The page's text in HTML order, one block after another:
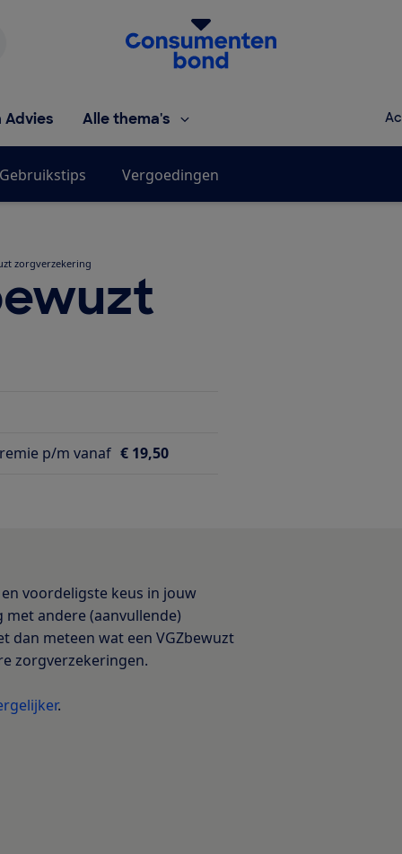
Homepage van de Consumentenbond
Advies Alle thema's
Gebruikstips Vergoedingen
zorgverzekering
p/m vanaf € 19,50
voordeligste keus in jouw
andere (aanvullende)
dan meteen wat een VGZbewuzt
zorgverzekeringen.
.